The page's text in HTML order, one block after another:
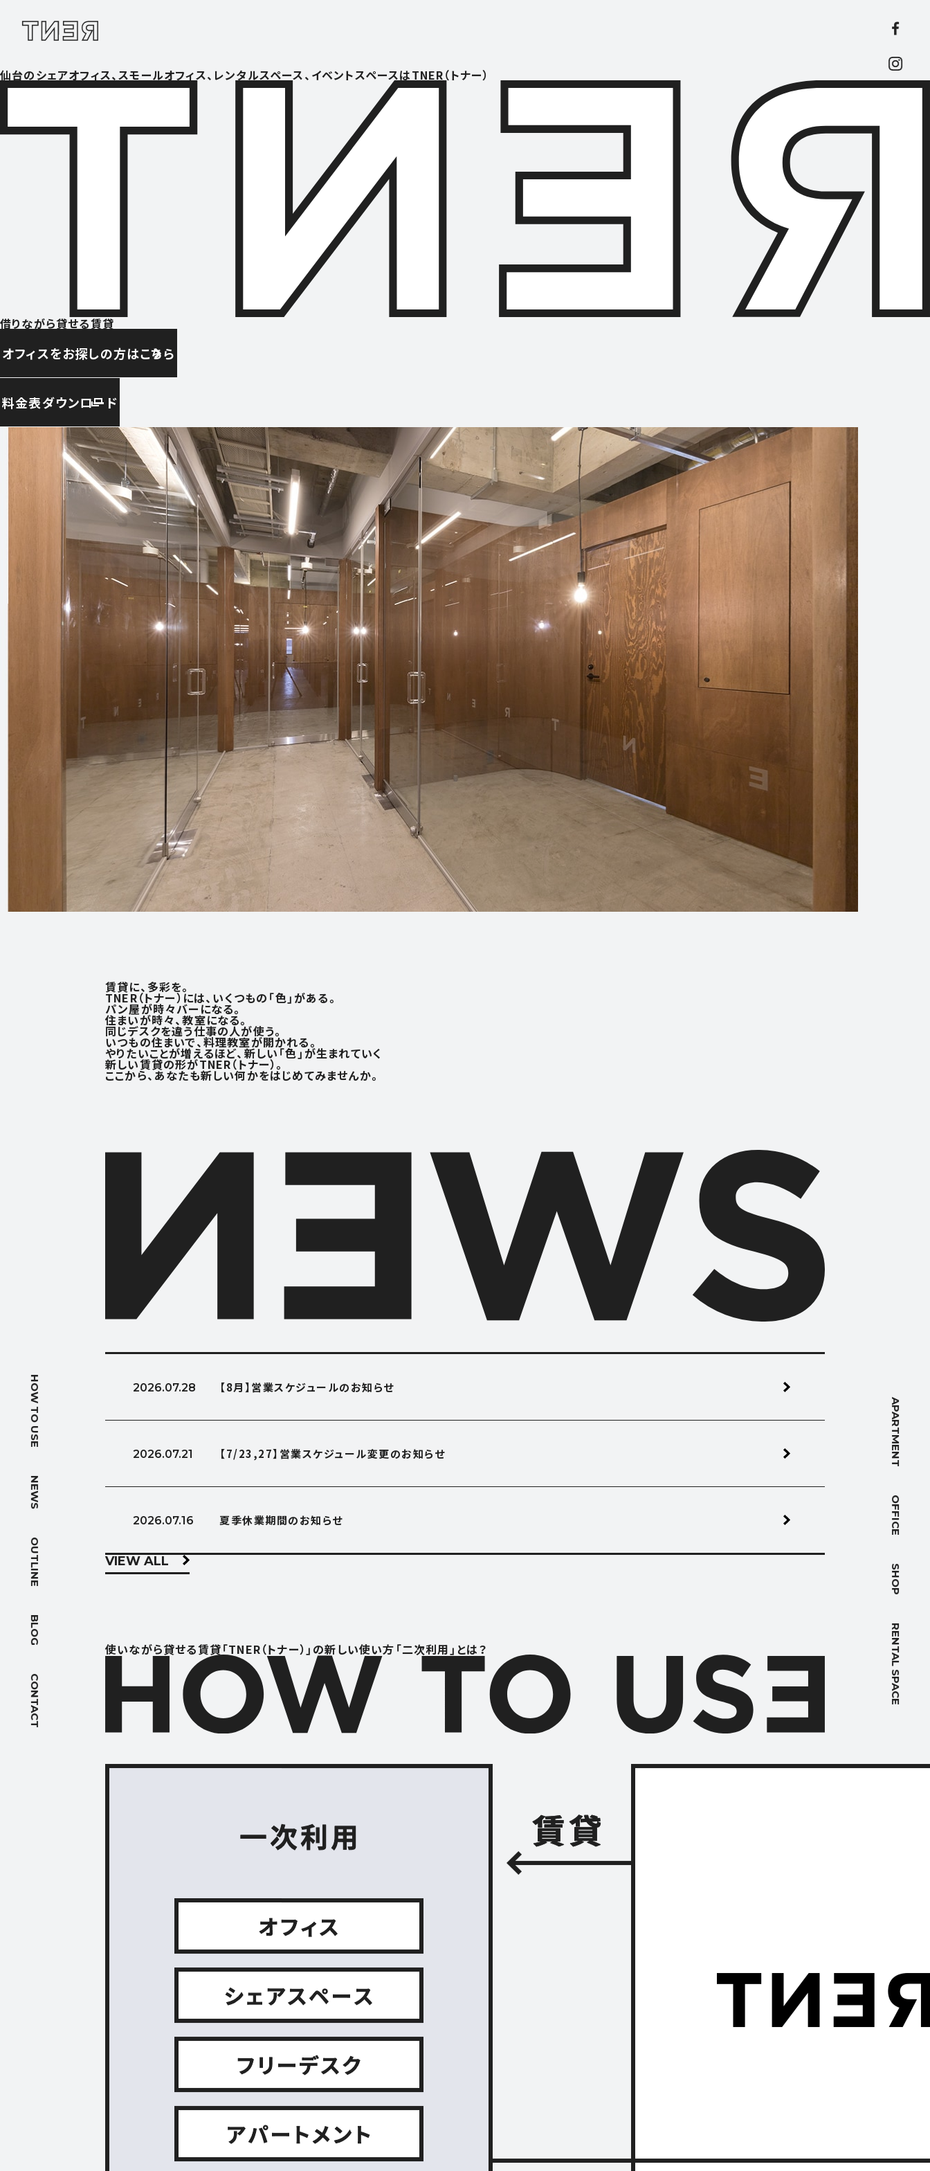
HOW TO USE
NEWS
OUTLINE
BLOG
CONTACT
APARTMENT
OFFICE
SHOP
RENTAL SPACE
HOW TO USE
NEWS
OUTLINE
ACCESS
アクセス
FOLLOW US
CONTACT
お問い合わせ
仙台のシェアオフィス、スモールオフィス、レンタルスペース、イベントスペースはTNER（トナー）
借りながら貸せる賃貸
オフィスをお探しの方はこちら
料金表ダウンロード
賃貸に、多彩を。
TNER（トナー）には、いくつもの「色」がある。
パン屋が時々バーになる。
住まいが時々、教室になる。
同じデスクを違う仕事の人が使う。
いつもの住まいで、料理教室が開かれる。
やりたいことが増えるほど、 新しい「色」が生まれていく
新しい賃貸の形がTNER（トナー）。
ここから、あなたも新しい何かをはじめてみませんか。
2026.07.28 【8月】営業スケジュールのお知らせ
2026.07.21 【7/23,27】営業スケジュール変更のお知らせ
2026.07.16 夏季休業期間のお知らせ
VIEW ALL
使いながら貸せる賃貸「TNER（トナー）」の新しい使い方「二次利用」とは？